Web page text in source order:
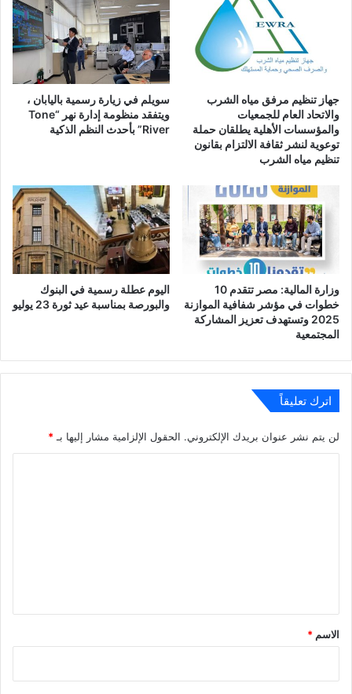
جهاز تنظيم مرفق مياه الشرب
والاتحاد العام للجمعيات
والمؤسسات الأهلية يطلقان حملة
توعوية لنشر ثقافة الالتزام بقانون
تنظيم مياه الشرب
سويلم في زيارة رسمية باليابان ،
ويتفقد منظومة إدارة نهر “Tone
River” بأحدث النظم الذكية
وزارة المالية: مصر تتقدم 10
خطوات في مؤشر شفافية الموازنة
2025 وتستهدف تعزيز المشاركة
المجتمعية
اليوم عطلة رسمية في البنوك
والبورصة بمناسبة عيد ثورة 23 يوليو
اترك تعليقاً
لن يتم نشر عنوان بريدك الإلكتروني. الحقول الإلزامية مشار إليها بـ*
*
الاسم *